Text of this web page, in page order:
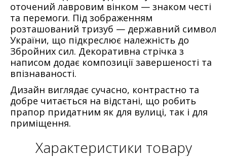
оточений лавровим вінком — знаком честі
та перемоги. Під зображенням
розташований тризуб — державний символ
України, що підкреслює належність до
Збройних сил. Декоративна стрічка з
написом додає композиції завершеності та
впізнаваності.
Дизайн виглядає сучасно, контрастно та
добре читається на відстані, що робить
прапор придатним як для вулиці, так і для
приміщення.
Характеристики товару